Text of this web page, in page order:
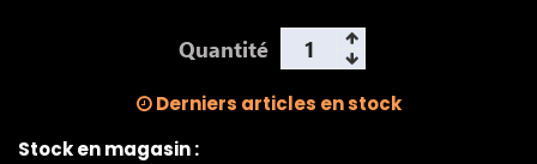
Quantité
Derniers articles en stock
Stock en magasin :